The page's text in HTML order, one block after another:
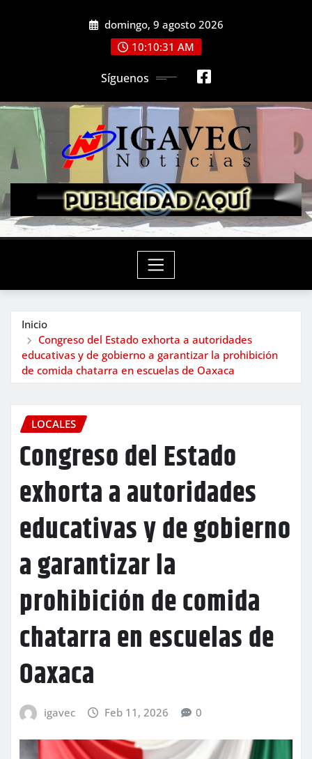
domingo, 9 agosto 2026
10:10:33 AM
Síguenos
Inicio
Congreso del Estado exhorta a autoridades
educativas y de gobierno a garantizar la prohibición
de comida chatarra en escuelas de Oaxaca
LOCALES
Congreso del Estado
exhorta a autoridades
educativas y de gobierno
a garantizar la
prohibición de comida
chatarra en escuelas de
Oaxaca
igavec Feb 11, 2026 0